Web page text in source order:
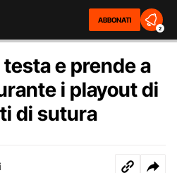
ABBONATI
2
e prende a
i playout di
di sutura